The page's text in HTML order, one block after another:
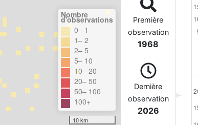
Nombre
d'observations
0– 1
1– 2
2– 5
5– 10
10– 20
20– 50
50– 100
100+
10 km
Première
observation
1968
Dernière
observation
2026